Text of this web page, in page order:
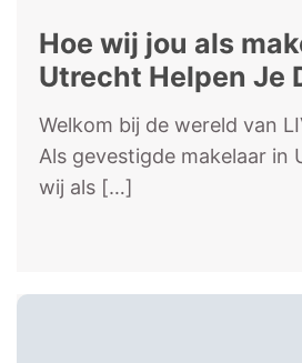
Hoe wij jou als
Utrecht Helpen Je
te vinden
Welkom bij de wereld van
Als gevestigde makelaar in
wij als […]